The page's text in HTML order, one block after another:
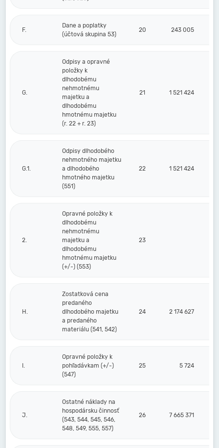
F.
Dane a poplatky
(účtová skupina 53)
20 243 005
G.
Odpisy a opravné
položky k
dlhodobému
nehmotnému
majetku a
dlhodobému
hmotnému majetku
(r. 22 + r. 23)
21 1 521 424
G.1.
Odpisy dlhodobého
nehmotného majetku
a dlhodobého
hmotného majetku
(551)
22 1 521 424
2.
Opravné položky k
dlhodobému
nehmotnému
majetku a
dlhodobému
hmotnému majetku
(+/-) (553)
23
H.
Zostatková cena
predaného
dlhodobého majetku
a predaného
materiálu (541, 542)
24 2 174 627
I.
Opravné položky k
pohľadávkam (+/-)
(547)
25 5 724
J.
Ostatné náklady na
hospodársku činnosť
(543, 544, 545, 546,
548, 549, 555, 557)
26 7 665 371